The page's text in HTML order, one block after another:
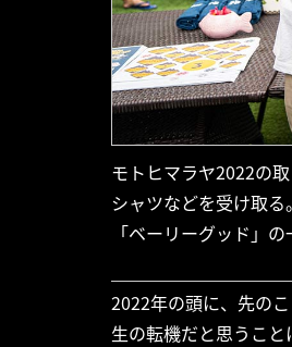
モトヒマラヤ2022の
シャツなどを受け取
「ベーリーグッド」
2022年の頭に、先の
生の転機だと思うこ